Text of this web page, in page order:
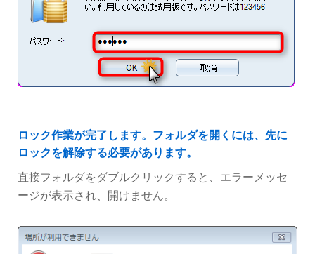
ロック作業が完了します。フォルダを開くには、先に
ロックを解除する必要があります。
直接フォルダをダブルクリックすると、エラーメッセ
ージが表示され、開けません。